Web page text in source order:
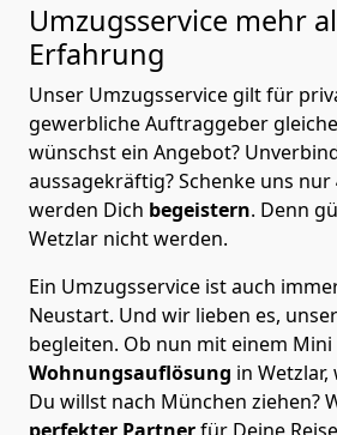
Umzugsservice mehr
Erfahrung
Unser Umzugsservice gilt für
gewerbliche Auftraggeber
wünschst ein Angebot?
aussagekräftig? Schenke uns nur
werden Dich begeistern. Denn
Wetzlar nicht werden.
Ein Umzugsservice ist auch
Neustart. Und wir lieben es,
begleiten. Ob nun mit einem
Wohnungsauflösung in
Du willst nach München ziehen?